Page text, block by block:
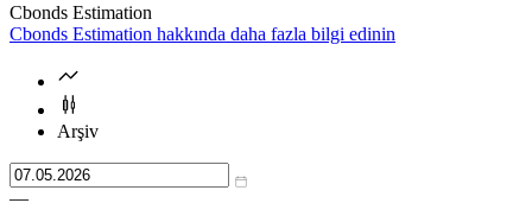
Cbonds Estimation
Cbonds Estimation hakkında daha fazla bilgi edinin
Arşiv
—